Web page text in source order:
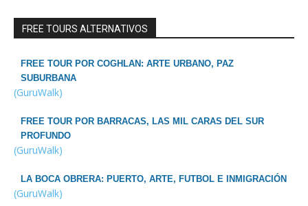
FREE TOURS ALTERNATIVOS
FREE TOUR POR COGHLAN: ARTE URBANO, PAZ
SUBURBANA
(GuruWalk)
FREE TOUR POR BARRACAS, LAS MIL CARAS DEL SUR
PROFUNDO
(GuruWalk)
LA BOCA OBRERA: PUERTO, ARTE, FUTBOL E INMIGRACIÓN
(GuruWalk)